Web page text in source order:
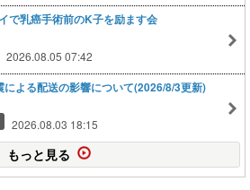
で乳癌手術前のK子を励ます会
2026.08.05 07:42
による配送の影響について(2026/8/3更新)
2026.08.03 18:15
もっと見る